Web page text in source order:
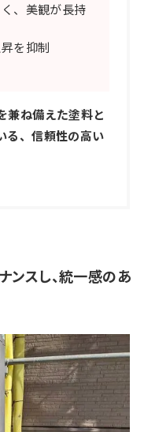
、美観が長持
を抑制
兼ね備えた塗料と
る、信頼性の高い
ンスし、統一感のあ